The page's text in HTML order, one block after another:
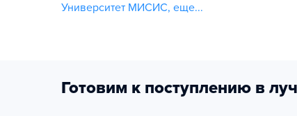
Университет МИСИС, еще...
Готовим к поступлению в